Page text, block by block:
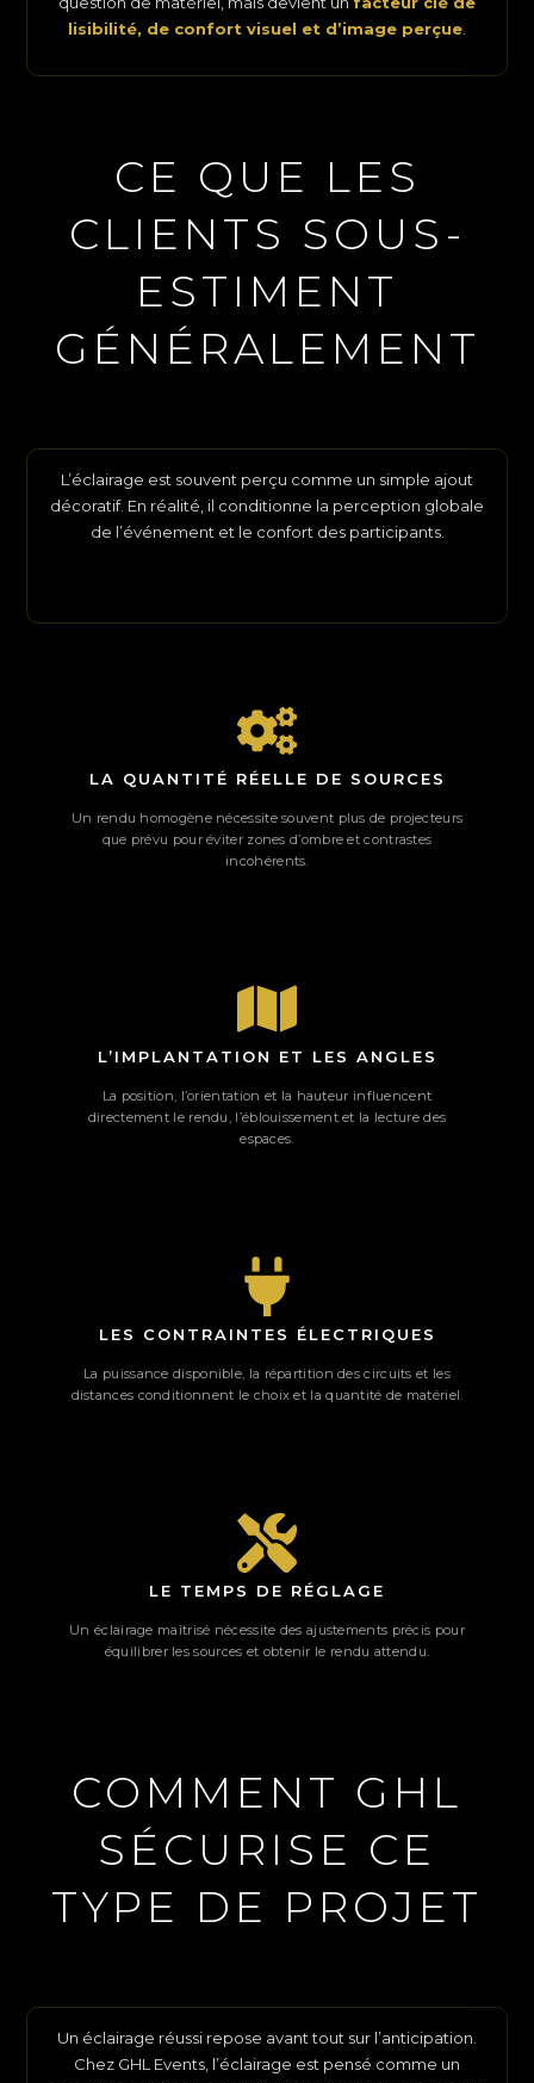
lisibilité, de confort visuel et d’image perçue
CE QUE LES
CLIENTS SOUS-
ESTIMENT
GÉNÉRALEMENT
L’éclairage est souvent perçu comme un simple ajout
décoratif. En réalité, il conditionne la perception globale
de l’événement et le confort des participants.
LA QUANTITÉ RÉELLE DE SOURCES
Un rendu homogène nécessite souvent plus de projecteurs
que prévu pour éviter zones d’ombre et contrastes
incohérents.
L’IMPLANTATION ET LES ANGLES
La position, l’orientation et la hauteur influencent
directement le rendu, l’éblouissement et la lecture des
espaces.
LES CONTRAINTES ÉLECTRIQUES
La puissance disponible, la répartition des circuits et les
distances conditionnent le choix et la quantité de matériel.
LE TEMPS DE RÉGLAGE
Un éclairage maîtrisé nécessite des ajustements précis pour
équilibrer les sources et obtenir le rendu attendu.
COMMENT GHL
SÉCURISE CE
TYPE DE PROJET
Un éclairage réussi repose avant tout sur l’anticipation.
Chez GHL Events, l’éclairage est pensé comme un